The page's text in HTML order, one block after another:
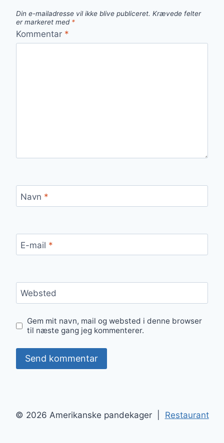
Din e-mailadresse vil ikke blive publiceret. Krævede felter
er markeret med *
Kommentar *
Navn *
E-mail *
Websted
Gem mit navn, mail og websted i denne browser
til næste gang jeg kommenterer.
© 2026 Amerikanske pandekager | Restaurant